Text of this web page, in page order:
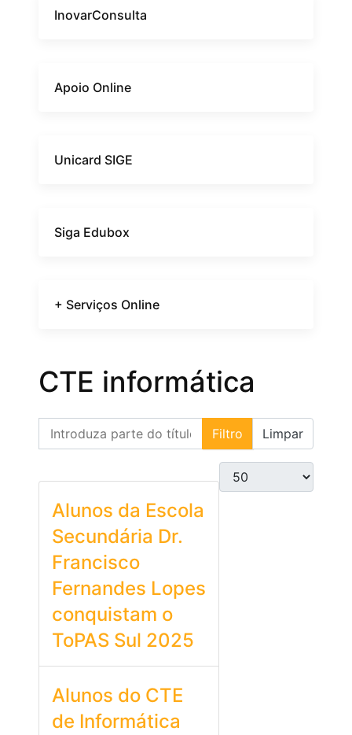
InovarConsulta
Apoio Online
Unicard SIGE
Siga Edubox
+ Serviços Online
CTE informática
Introduza parte do título Filtro Limpar
Qtd. a exibir
Alunos da Escola
Secundária Dr.
Francisco
Fernandes Lopes
conquistam o
ToPAS Sul 2025
Alunos do CTE
de Informática